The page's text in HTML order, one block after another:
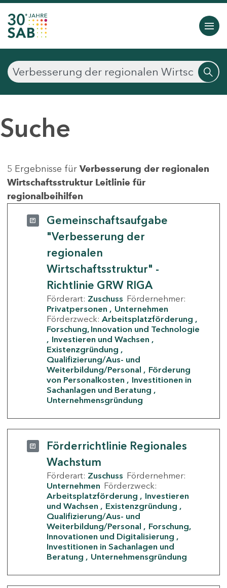
Suche
5 Ergebnisse für Verbesserung der regionalen
Wirtschaftsstruktur Leitlinie für
regionalbeihilfen
Gemeinschaftsaufgabe
"Verbesserung der
regionalen
Wirtschaftsstruktur" -
Richtlinie GRW RIGA
Förderart: Zuschuss Fördernehmer:
Privatpersonen
Unternehmen
Förderzweck: Arbeitsplatzförderung
Forschung, Innovation und Technologie
Investieren und Wachsen
Existenzgründung
Qualifizierung/Aus- und
Weiterbildung/Personal
Förderung
von Personalkosten
Investitionen in
Sachanlagen und Beratung
Unternehmensgründung
Förderrichtlinie Regionales
Wachstum
Förderart: Zuschuss Fördernehmer:
Unternehmen Förderzweck:
Arbeitsplatzförderung
Investieren
und Wachsen
Existenzgründung
Qualifizierung/Aus- und
Weiterbildung/Personal
Forschung,
Innovationen und Digitalisierung
Investitionen in Sachanlagen und
Beratung
Unternehmensgründung